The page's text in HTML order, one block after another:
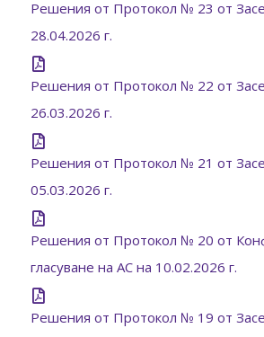
Решения от Протокол № 23 от
28.04.2026 г.
Решения от Протокол № 22 от
26.03.2026 г.
Решения от Протокол № 21 от
05.03.2026 г.
Решения от Протокол № 20 от
гласуване на АС на 10.02.2026 г.
Решения от Протокол № 19 от